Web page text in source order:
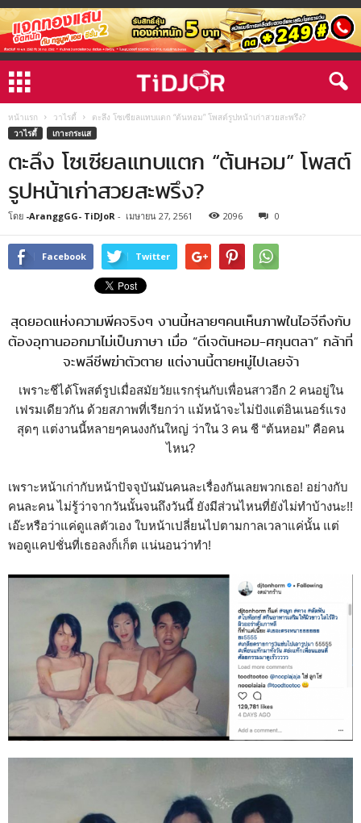
หน้าแรก วาไรตี้
ตะลึง โซเซียลแทบแตก “ต้นหอม” โพสต์รูปหน้าเก่าสวยสะพรึง?
วาไรตี้
เกาะกระแส
ตะลึง โซเซียลแทบแตก “ต้นหอม” โพสต์
รูปหน้าเก่าสวยสะพรึง?
โดย -AranggGG- TiDJoR - เมษายน 27, 2561 2096 0
Facebook Twitter
สุดยอดแห่งความพีคจริงๆ งานนี้หลายๆคนเห็นภาพในไอจีถึงกับ
ต้องอุทานออกมาไม่เป็นภาษา เมื่อ “ดีเจต้นหอม-ศกุนตลา” กล้าที่
จะพลีชีพฆ่าตัวตาย แต่งานนี้ตายหมู่ไปเลยจ้า
เพราะชีได้โพสต์รูปเมื่อสมัยวัยแรกรุ่นกับเพื่อนสาวอีก 2 คนอยู่ใน
เฟรมเดียวกัน ด้วยสภาพที่เรียกว่า แม้หน้าจะไม่ปังแต่อินเนอร์แรง
สุดๆ แต่งานนี้หลายๆคนงงกันใหญ่ ว่าใน 3 คน ชี “ต้นหอม” คือคน
ไหน?
เพราะหน้าเก่ากับหน้าปัจจุบันมันคนละเรื่องกันเลยพวกเธอ! อย่างกับ
คนละคน ไม่รู้ว่าจากวันนั้นจนถึงวันนี้ ยังมีส่วนไหนที่ยังไม่ทำบ้างนะ!!
เอ๊ะหรือว่าแค่ดูแลตัวเอง ใบหน้าเปลี่ยนไปตามกาลเวลาแค่นั้น แต่
พอดูแคปชั่นที่เธอลงก็เก็ต แน่นอนว่าทำ!